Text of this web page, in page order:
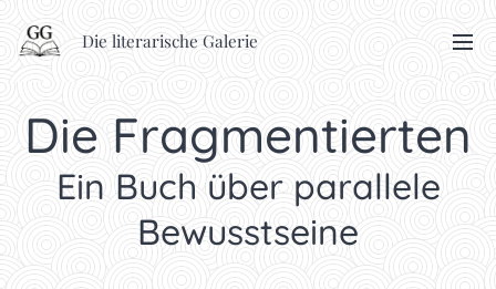
Die literarische Galerie
Die Fragmentierten
Ein Buch über parallele
Bewusstseine